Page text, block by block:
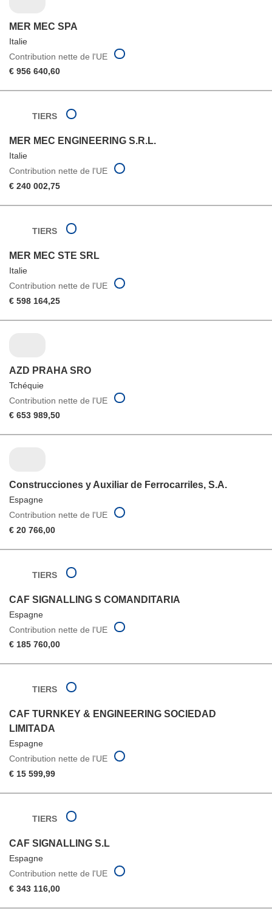
MER MEC SPA
Italie
Contribution nette de l'UE
€ 956 640,60
TIERS
MER MEC ENGINEERING S.R.L.
Italie
Contribution nette de l'UE
€ 240 002,75
TIERS
MER MEC STE SRL
Italie
Contribution nette de l'UE
€ 598 164,25
AZD PRAHA SRO
Tchéquie
Contribution nette de l'UE
€ 653 989,50
Construcciones y Auxiliar de Ferrocarriles, S.A.
Espagne
Contribution nette de l'UE
€ 20 766,00
TIERS
CAF SIGNALLING S COMANDITARIA
Espagne
Contribution nette de l'UE
€ 185 760,00
TIERS
CAF TURNKEY & ENGINEERING SOCIEDAD
LIMITADA
Espagne
Contribution nette de l'UE
€ 15 599,99
TIERS
CAF SIGNALLING S.L
Espagne
Contribution nette de l'UE
€ 343 116,00